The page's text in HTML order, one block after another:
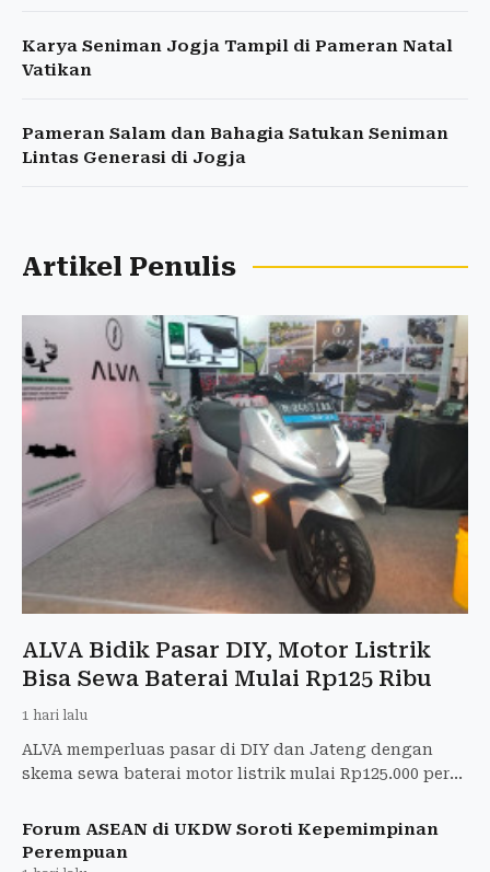
Karya Seniman Jogja Tampil di Pameran Natal
Vatikan
Pameran Salam dan Bahagia Satukan Seniman
Lintas Generasi di Jogja
Artikel Penulis
ALVA Bidik Pasar DIY, Motor Listrik
Bisa Sewa Baterai Mulai Rp125 Ribu
1 hari lalu
ALVA memperluas pasar di DIY dan Jateng dengan
skema sewa baterai motor listrik mulai Rp125.000 per
Forum ASEAN di UKDW Soroti Kepemimpinan
Perempuan